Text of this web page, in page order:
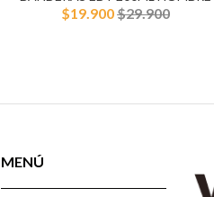
$19.900$29.900
MENÚ